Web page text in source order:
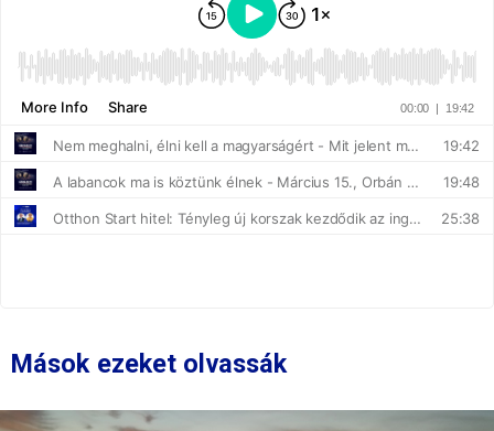
Mások ezeket olvassák